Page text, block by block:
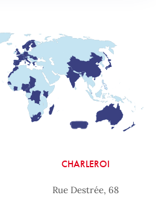
CHARLEROI
Rue Destrée, 68